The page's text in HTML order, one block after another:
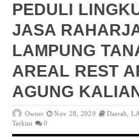
PEDULI
JASA
LAMPUNG
AREAL REST
AGUNG
Owner Nov 28, 2020 Daerah
Terkini
0